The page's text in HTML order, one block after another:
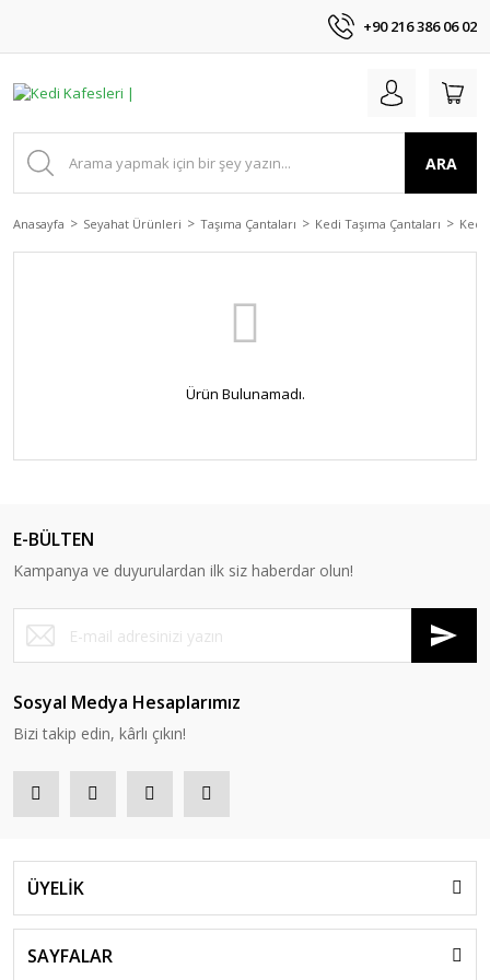
+90 216 386 06 02
ARA
Anasayfa Seyahat Ürünleri Taşıma Çantaları Kedi Taşıma Çantaları Kedi
Ürün Bulunamadı.
E-BÜLTEN
Kampanya ve duyurulardan ilk siz haberdar olun!
Sosyal Medya Hesaplarımız
Bizi takip edin, kârlı çıkın!
ÜYELİK
SAYFALAR